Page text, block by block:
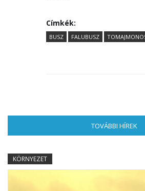
Címkék:
BUSZ FALUBUSZ
TOVÁBBI HÍREK
KÖRNYEZET